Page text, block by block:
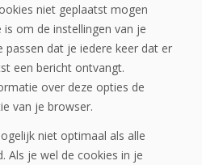
niet geplaatst mogen
om de instellingen van je
dat je iedere keer dat er
een bericht ontvangt.
over deze opties de
van je browser.
niet optimaal als alle
Als je wel de cookies in je